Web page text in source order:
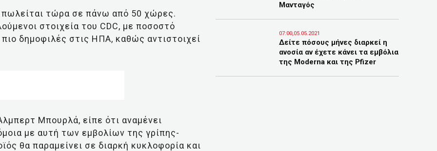
πωλείται τώρα σε πάνω από 50 χώρες.
στοιχεία του CDC, με ποσοστό
δημοφιλές στις ΗΠΑ, καθώς αντιστοιχεί
Μπουρλά, είπε ότι αναμένει
με αυτή των εμβολίων της γρίπης-
θα παραμείνει σε διαρκή κυκλοφορία και
Μανταγός
07:00,05.05.2021
Δείτε πόσους μήνες διαρκεί η
ανοσία αν έχετε κάνει τα εμβόλια
της Moderna και της Pfizer